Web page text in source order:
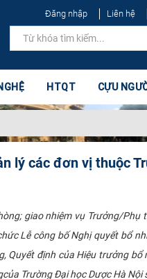
Đăng nhập Liên hệ
HTQT CỰU
lý các đơn vị thuộc
giao nhiệm vụ Trưởng/Phụ
Lễ công bố Nghị quyết bổ
Quyết định của Hiệu trưởng
Trường Đại học Dược Hà Nội